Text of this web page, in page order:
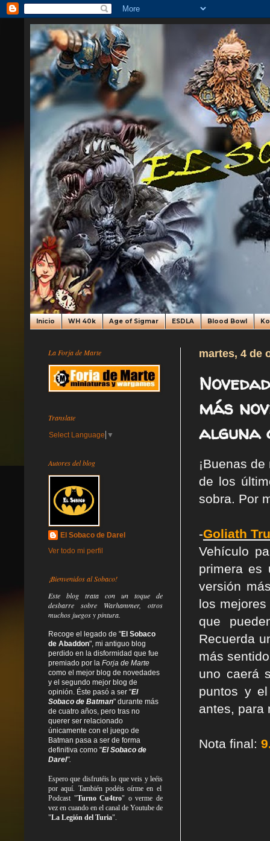
Inicio WH 40k Age of Sigmar ESDLA Blood Bowl
martes, 4 de
más
alguna
¡Buenas
de los
sobra. Por
-Goliath
Vehículo
primera es
versión
los
que
Recuerda
más
uno caerá
puntos y
antes, para
Nota final:
La Forja de Marte
Translate
Select Language ▼
Autores del blog
El Sobaco de Darel
Ver todo mi perfil
¡Bienvenidos al Sobaco!
Este blog trata con un toque de
desbarre sobre Warhammer, otros
muchos juegos y pintura.
Recoge el legado de "El Sobaco
de Abaddon", mi antiguo blog
perdido en la disformidad que fue
premiado por la Forja de Marte
como el mejor blog de novedades
y el segundo mejor blog de
opinión. Éste pasó a ser "El
Sobaco de Batman" durante más
de cuatro años, pero tras no
querer ser relacionado
únicamente con el juego de
Batman pasa a ser de forma
definitiva como "El Sobaco de
Darel".
Espero que disfrutéis lo queveis yleéis
por aquí. También podéis oírme en el
Podcast "Turno Cu4tro" o verme de
vez en cuando en el canal de Youtube de
"La Legión del Turia".